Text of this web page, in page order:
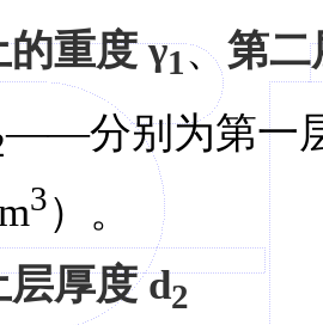
重度 γ1、 第二
——分别为第一
3）。
厚度 d2